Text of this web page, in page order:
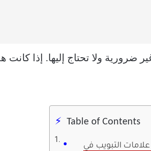
ضرورية ولا تحتاج إليها. إذا
Table of Contents